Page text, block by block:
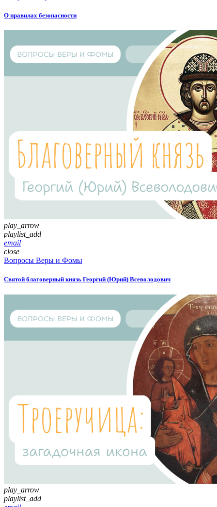
О правилах безопасности
play_arrow
playlist_add
email
close
Вопросы Веры и Фомы
Святой благоверный князь Георгий (Юрий) Всеволодович
play_arrow
playlist_add